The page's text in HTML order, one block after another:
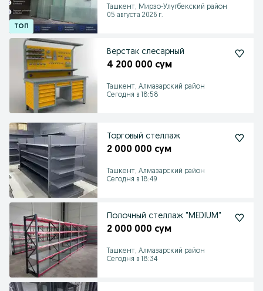
Ташкент, Мирзо-Улугбекский район
05 августа 2026 г.
Верстак слесарный
4 200 000 сум
Ташкент, Алмазарский район
Сегодня в 18:58
Торговый стеллаж
2 000 000 сум
Ташкент, Алмазарский район
Сегодня в 18:49
Полочный стеллаж "MEDIUM"
2 000 000 сум
Ташкент, Алмазарский район
Сегодня в 18:34